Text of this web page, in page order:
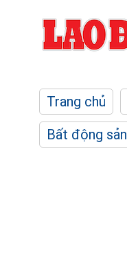
Trang chủ
Bất động sản